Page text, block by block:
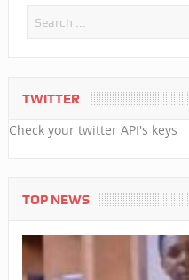
TWITTER
Check your twitter API's keys
TOP NEWS